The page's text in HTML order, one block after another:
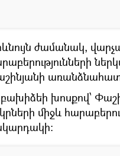
ժամանակ,
խոսքով՝
միջև